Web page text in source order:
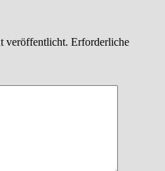
veröffentlicht. Erforderliche